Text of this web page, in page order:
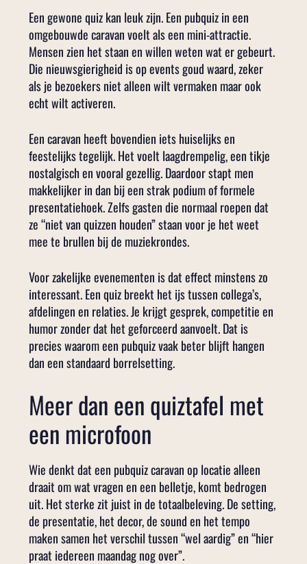
Een gewone quiz kan leuk zijn. Een pubquiz in een
omgebouwde caravan voelt als een mini-attractie.
Mensen zien het staan en willen weten wat er gebeurt.
Die nieuwsgierigheid is op events goud waard, zeker
als je bezoekers niet alleen wilt vermaken maar ook
echt wilt activeren.
Een caravan heeft bovendien iets huiselijks en
feestelijks tegelijk. Het voelt laagdrempelig, een tikje
nostalgisch en vooral gezellig. Daardoor stapt men
makkelijker in dan bij een strak podium of formele
presentatiehoek. Zelfs gasten die normaal roepen dat
ze “niet van quizzen houden” staan voor je het weet
mee te brullen bij de muziekrondes.
Voor zakelijke evenementen is dat effect minstens zo
interessant. Een quiz breekt het ijs tussen collega’s,
afdelingen en relaties. Je krijgt gesprek, competitie en
humor zonder dat het geforceerd aanvoelt. Dat is
precies waarom een pubquiz vaak beter blijft hangen
dan een standaard borrelsetting.
Meer dan een quiztafel met
een microfoon
Wie denkt dat een pubquiz caravan op locatie alleen
draait om wat vragen en een belletje, komt bedrogen
uit. Het sterke zit juist in de totaalbeleving. De setting,
de presentatie, het decor, de sound en het tempo
maken samen het verschil tussen “wel aardig” en “hier
praat iedereen maandag nog over”.